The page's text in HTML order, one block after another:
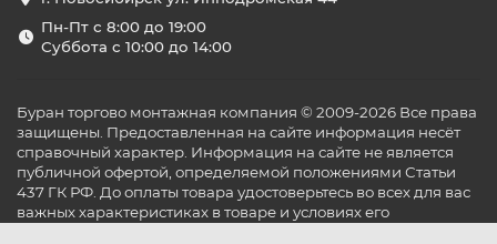
Пн-Пт с 8:00 до 19:00
Суббота с 10:00 до 14:00
Буран торгово монтажная компания © 2009-2026 Все права
защищены. Предоставленная на сайте информация несёт
справочный характер. Информация на сайте не является
публичной офертой, определяемой положениями Статьи
437 ГК РФ. До оплаты товара удостоверьтесь во всех для вас
важных характеристиках в товаре и условиях его